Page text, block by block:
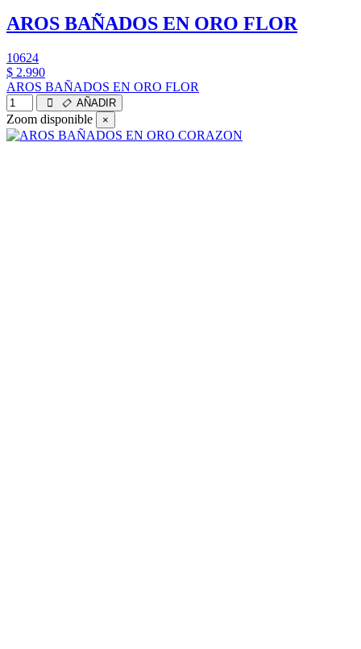
AROS BAÑADOS EN ORO FLOR
10624
$ 2.990
AROS BAÑADOS EN ORO FLOR
AÑADIR
Zoom disponible ×